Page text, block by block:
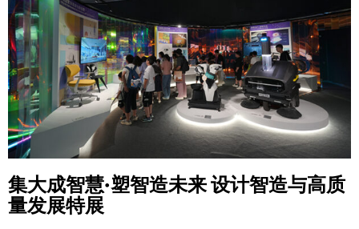
集大成智慧·塑智造未来设计智造与高质
量发展特展